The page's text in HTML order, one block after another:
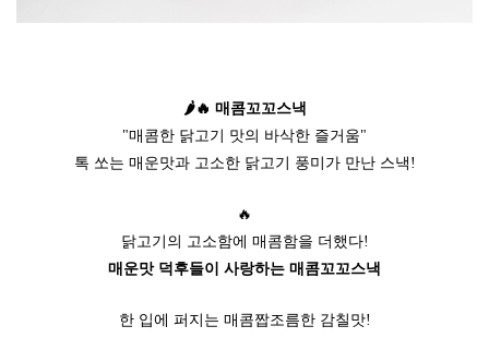
🌶🔥 매콤꼬꼬스낵
"매콤한 닭고기 맛의 바삭한 즐거움"
톡 쏘는 매운맛과 고소한 닭고기 풍미가 만난 스낵!
🔥
닭고기의 고소함에 매콤함을 더했다!
매운맛 덕후들이 사랑하는 매콤꼬꼬스낵
한 입에 퍼지는 매콤짭조름한 감칠맛!